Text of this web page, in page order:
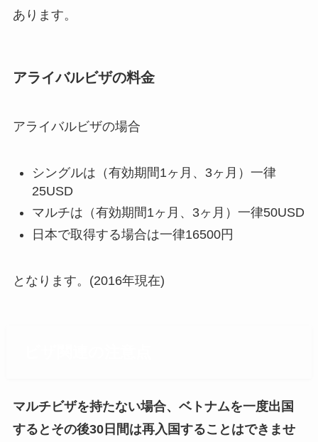
あります。
アライバルビザの料金
アライバルビザの場合
シングルは（有効期間1ヶ月、3ヶ月）一律
25USD
マルチは（有効期間1ヶ月、3ヶ月）一律50USD
日本で取得する場合は一律16500円
となります。(2016年現在)
マルチビザを持たない場合、ベトナムを一度出国
するとその後30日間は再入国することはできませ